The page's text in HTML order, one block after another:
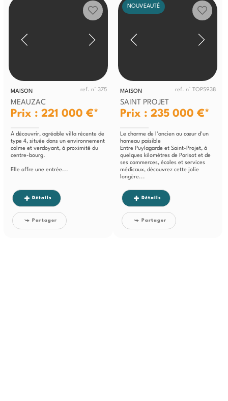
MAISON ref. n° 375
MEAUZAC
Prix : 221 000 €*
À découvrir, agréable villa récente de
type 4, située dans un environnement
calme et verdoyant, à proximité du
centre-bourg.
Elle offre une entrée...
Détails
Partager
NOUVEAUTÉ
MAISON ref. n° TOPS938
SAINT PROJET
Prix : 235 000 €*
Le charme de l'ancien au cœur d'un
hameau paisible
Entre Puylagarde et Saint-Projet, à
quelques kilomètres de Parisot et de
ses commerces, écoles et services
médicaux, découvrez cette jolie
longère...
Détails
Partager